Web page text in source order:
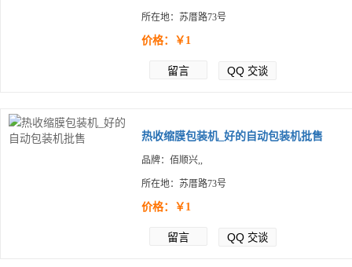
所在地：苏厝路73号
价格：￥1
留言 QQ 交谈
热收缩膜包装机_好的自动包装机批售
品牌：佰顺兴,,
所在地：苏厝路73号
价格：￥1
留言 QQ 交谈